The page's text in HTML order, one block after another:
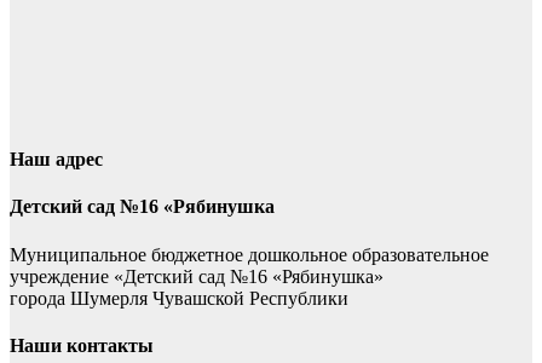
Наш адрес
Детский сад №16 «Рябинушка
Муниципальное бюджетное дошкольное образовательное
учреждение «Детский сад №16 «Рябинушка»
города Шумерля Чувашской Республики
Наши контакты